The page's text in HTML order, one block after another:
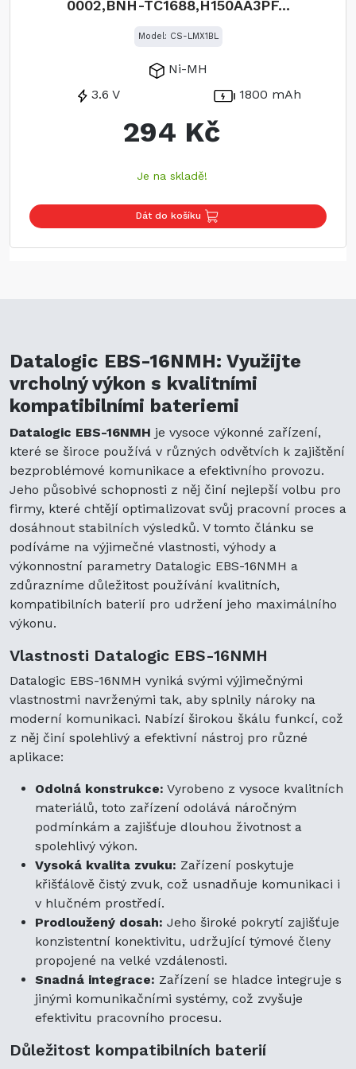
0002,BNH-TC1688,H150AA3PF...
Model: CS-LMX1BL
Ni-MH
3.6 V
1800 mAh
294 Kč
Je na skladě!
Dát do košíku
Datalogic EBS-16NMH: Využijte
vrcholný výkon s kvalitními
kompatibilními bateriemi
Datalogic EBS-16NMH je vysoce výkonné zařízení,
které se široce používá v různých odvětvích k zajištění
bezproblémové komunikace a efektivního provozu.
Jeho působivé schopnosti z něj činí nejlepší volbu pro
firmy, které chtějí optimalizovat svůj pracovní proces a
dosáhnout stabilních výsledků. V tomto článku se
podíváme na výjimečné vlastnosti, výhody a
výkonnostní parametry Datalogic EBS-16NMH a
zdůrazníme důležitost používání kvalitních,
kompatibilních baterií pro udržení jeho maximálního
výkonu.
Vlastnosti Datalogic EBS-16NMH
Datalogic EBS-16NMH vyniká svými výjimečnými
vlastnostmi navrženými tak, aby splnily nároky na
moderní komunikaci. Nabízí širokou škálu funkcí, což
z něj činí spolehlivý a efektivní nástroj pro různé
aplikace:
Odolná konstrukce: Vyrobeno z vysoce kvalitních
materiálů, toto zařízení odolává náročným
podmínkám a zajišťuje dlouhou životnost a
spolehlivý výkon.
Vysoká kvalita zvuku: Zařízení poskytuje
křišťálově čistý zvuk, což usnadňuje komunikaci i
v hlučném prostředí.
Prodloužený dosah: Jeho široké pokrytí zajišťuje
konzistentní konektivitu, udržující týmové členy
propojené na velké vzdálenosti.
Snadná integrace: Zařízení se hladce integruje s
jinými komunikačními systémy, což zvyšuje
efektivitu pracovního procesu.
Důležitost kompatibilních baterií